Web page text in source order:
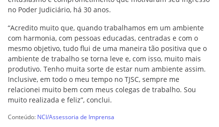
no Poder Judiciário, há 30 anos.
“Acredito muito que, quando trabalhamos em um ambiente
com harmonia, com pessoas educadas, centradas e com o
mesmo objetivo, tudo flui de uma maneira tão positiva que o
ambiente de trabalho se torna leve e, com isso, muito mais
produtivo. Tenho muita sorte de estar num ambiente assim.
Inclusive, em todo o meu tempo no TJSC, sempre me
relacionei muito bem com meus colegas de trabalho. Sou
muito realizada e feliz”, conclui.
Conteúdo: NCI/Assessoria de Imprensa